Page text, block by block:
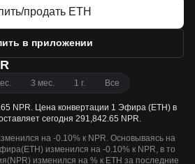
продать ETH
в приложении
3 мес. 1 г. Все
NPR. Цена конвертации 1 Эфира (ETH) в
сегодня 291,842.65 NPR.
на -0.10% к NPR. Основываясь на
изменился на -0.10% к NPR, в то
изменился на % к ETH за последние